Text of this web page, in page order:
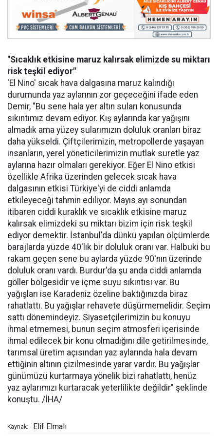
"Sıcaklık etkisine maruz kalırsak elimizde su miktarı
risk teşkil ediyor"
'El Nino' sıcak hava dalgasına maruz kalındığı
durumunda yaz aylarının zor geçeceğini ifade eden
Demir, "Bu sene hala yer altın suları konusunda
sıkıntımız devam ediyor. Kış aylarında kar yağışını
almadık ama yüzey sularımızın doluluk oranları biraz
daha yükseldi. Çiftçilerimizin, metropollerde yaşayan
insanların, yerel yöneticilerimizin mutlak suretle yaz
aylarına hazır olmaları gerekiyor. Eğer El Nino etkisi
özellikle Afrika üzerinden gelecek sıcak hava
dalgasının etkisi Türkiye'yi de ciddi anlamda
etkileyeceği tahmin ediliyor. Mayıs ayı sonundan
itibaren ciddi kuraklık ve sıcaklık etkisine maruz
kalırsak elimizdeki su miktarı bizim için risk teşkil
ediyor demektir. İstanbul'da dünkü yapılan ölçümlerde
barajlarda yüzde 40'lık bir doluluk oranı var. Halbuki bu
rakam geçen sene bu aylarda yüzde 90'nın üzerinde
doluluk oranı vardı. Burdur'da şu anda ciddi anlamda
göller bölgesidir ve içme suyu sıkıntısı var. Bu
yağışları ise Karadeniz özeline baktığınızda biraz
rahatlattı. Bu yağışlar rehavete düşürmemelidir. Seçim
sattı dönemindeyiz. Siyasetçilerimizin bu konuyu
ihmal etmemesi, bunun seçim atmosferi içerisinde
ihmal edilecek bir konu olmadığını dile getirilmesinde,
tarımsal üretim açısından yaz aylarında hala devam
ettiğinin altının çizilmesinde yarar vardır. Bu yağışlar
günümüzü kurtarmaya yönelik bizi rahatlattı, henüz
yaz aylarımızı kurtaracak yeterlilikte değildir" şeklinde
konuştu. /İHA/
Kaynak: Elif Elmalı